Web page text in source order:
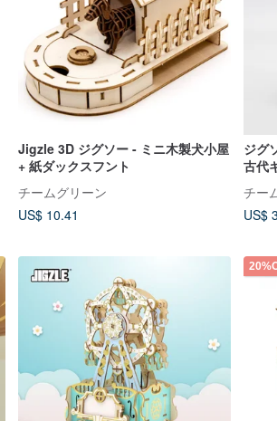
Jigzle 3D ジグソー - ミニ木製犬小屋
+ 紙ダックスフント
チームグリーン
US$ 10.41
ジグ
古代
チー
US$